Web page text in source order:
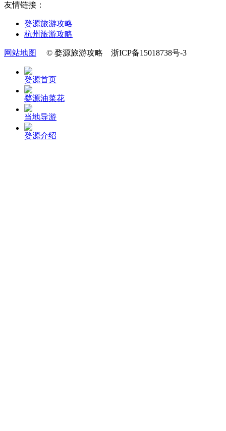
友情链接：
婺源旅游攻略
杭州旅游攻略
网站地图 © 婺源旅游攻略 浙ICP备15018738号-3
婺源首页
婺源油菜花
当地导游
婺源介绍